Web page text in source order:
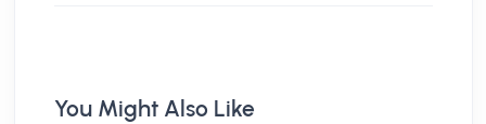
You Might Also Like